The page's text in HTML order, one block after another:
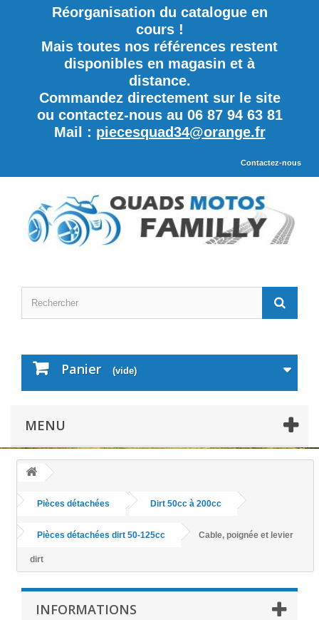
Réorganisation du catalogue en
cours !
Mais toutes nos références restent
disponibles en magasin et à
distance.
Commandez directement sur le site
ou contactez-nous au 06 87 94 63 81
Mail : piecesquad34@orange.fr
Contactez-nous
Panier (vide)
MENU
Pièces détachées Dirt 50cc à 200cc
Pièces détachées dirt 50-125cc Cable, poignée et levier
dirt
INFORMATIONS